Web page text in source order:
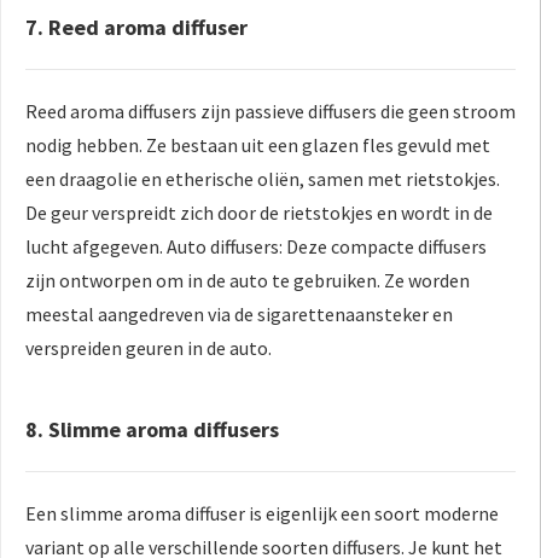
7. Reed aroma diffuser
Reed aroma diffusers zijn passieve diffusers die geen stroom
nodig hebben. Ze bestaan uit een glazen fles gevuld met
een draagolie en etherische oliën, samen met rietstokjes.
De geur verspreidt zich door de rietstokjes en wordt in de
lucht afgegeven. Auto diffusers: Deze compacte diffusers
zijn ontworpen om in de auto te gebruiken. Ze worden
meestal aangedreven via de sigarettenaansteker en
verspreiden geuren in de auto.
8. Slimme aroma diffusers
Een slimme aroma diffuser is eigenlijk een soort moderne
variant op alle verschillende soorten diffusers. Je kunt het